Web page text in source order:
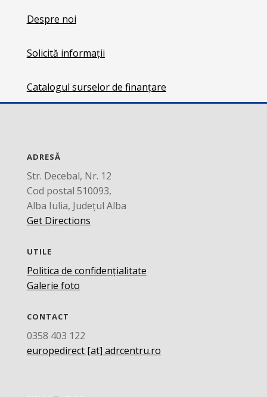
Despre noi
Solicită informații
Catalogul surselor de finanțare
ADRESĂ
Str. Decebal, Nr. 12
Cod postal 510093,
Alba Iulia, Județul Alba
Get Directions
UTILE
Politica de confidențialitate
Galerie foto
CONTACT
0358 403 122
europedirect [at] adrcentru.ro